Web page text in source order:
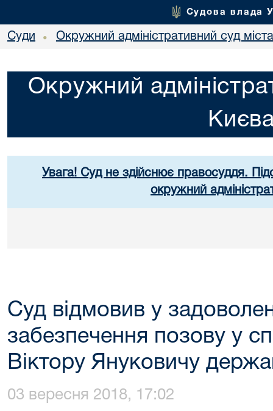
Судова влада
Суди • Окружний адміністративний суд
Окружний
Увага! Суд не здійснює правосуддя.
окружний
Суд відмовив у
забезпечення позову у
Віктору Януковичу
03 вересня 2018, 17:02